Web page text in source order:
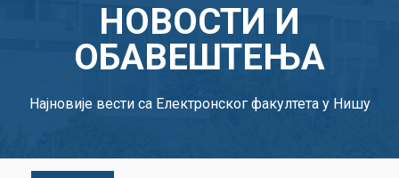
НОВОСТИ И
ОБАВЕШТЕЊА
Најновије вести са Електронског факултета у Нишу